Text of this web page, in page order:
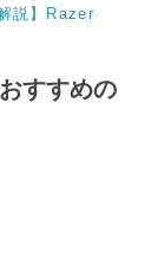
説】Razer
すすめの